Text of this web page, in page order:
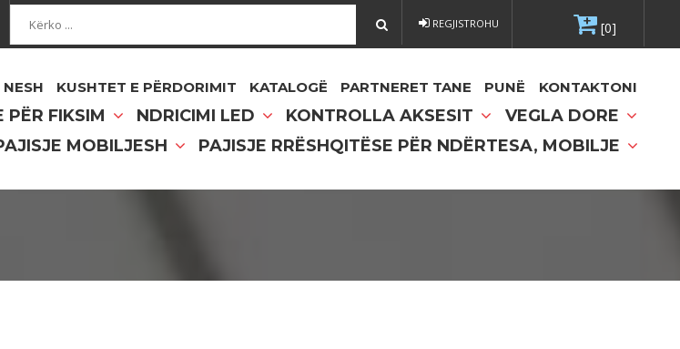
REGJISTROHU [0]
KONTAKTONI
PUNË
PARTNERET TANE
KATALOGË
KUSHTET E PËRDORIMIT
VEGLA DORE
KONTROLLA AKSESIT
NDRICIMI LED
PËR FIKSIM
PAJISJE RRËSHQITËSE PËR NDËRTESA, MOBILJE
MOBILJESH